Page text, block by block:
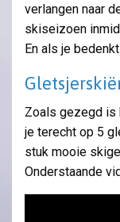
verlangen naar
skiseizoen
En als je
Zoals gezegd is
je terecht op 5
stuk mooie
Onderstaande